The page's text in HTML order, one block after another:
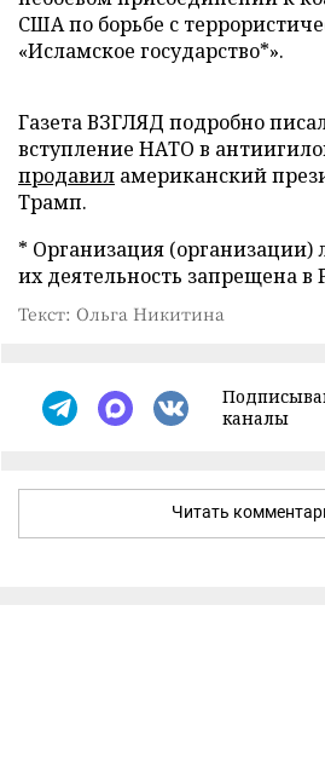
США по борьбе с
«Исламское государство*».
Газета ВЗГЛЯД подробно
вступление НАТО в
продавил американский
Трамп.
* Организация
их деятельность запрещена в
Текст: Ольга Никитина
каналы
Читать